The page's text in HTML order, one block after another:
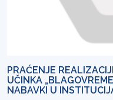
PRAĆENJE
UČINKA
NABAVKI U